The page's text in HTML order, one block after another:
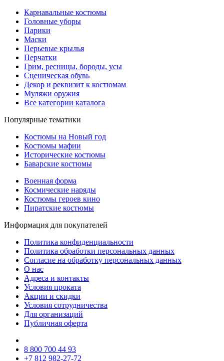
Карнавальные костюмы
Головные уборы
Парики
Маски
Перьевые крылья
Перчатки
Грим, ресницы, бороды, усы
Сценическая обувь
Декор и реквизит к костюмам
Муляжи оружия
Все категории каталога
Популярные тематики
Костюмы на Новый год
Костюмы мафии
Исторические костюмы
Баварские костюмы
Военная форма
Космические наряды
Костюмы героев кино
Пиратские костюмы
Информация для покупателей
Политика конфиденциальности
Политика обработки персональных данных
Согласие на обработку персональных данных
О нас
Адреса и контакты
Условия проката
Акции и скидки
Условия сотрудничества
Для организаций
Публичная оферта
8 800 700 44 93
+7 812 982-27-72